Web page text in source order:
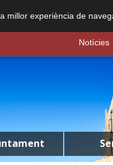
experiència de
Notícies